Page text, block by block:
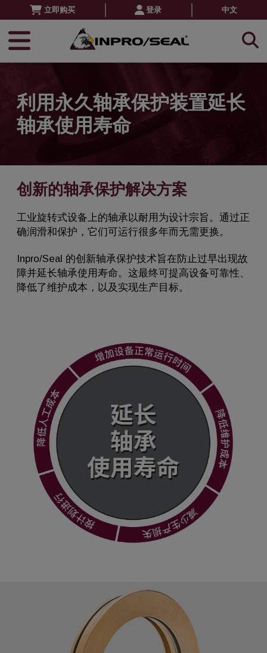
立即购买 登录 中文
利用永久轴承保护装置延长
轴承使用寿命
创新的轴承保护解决方案
工业旋转式设备上的轴承以耐用为设计宗旨。通过正
确润滑和保护，它们可运行很多年而无需更换。
Inpro/Seal 的创新轴承保护技术旨在防止过早出现故
障并延长轴承使用寿命。这最终可提高设备可靠性、
降低了维护成本，以及实现生产目标。